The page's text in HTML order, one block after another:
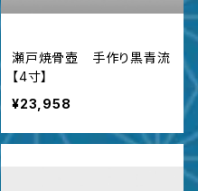
瀬戸焼骨壺 手作り黒青流
【4寸】
¥23,958